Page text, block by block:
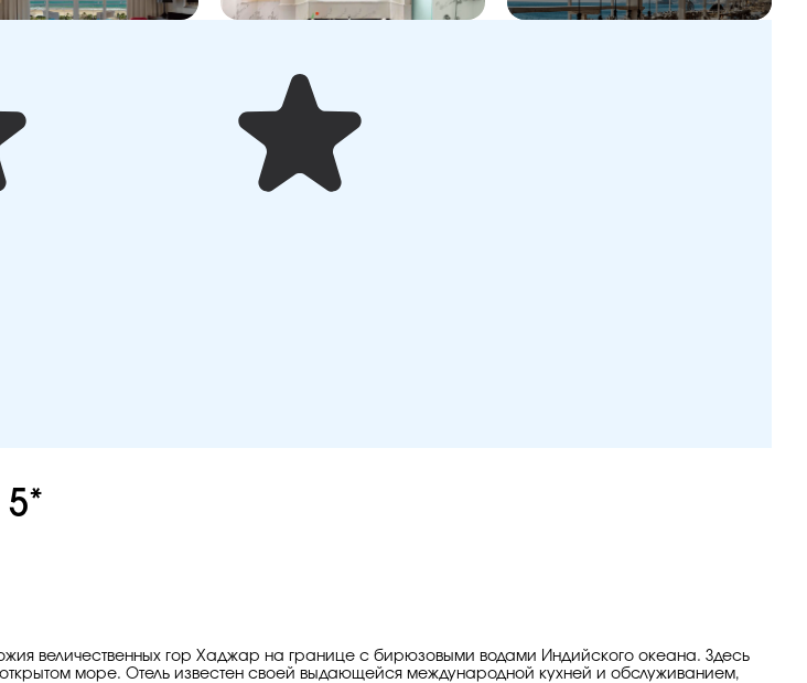
5*
величественных гор Хаджар на границе с бирюзовыми водами Индийского океана. Здесь
море. Отель известен своей выдающейся международной кухней и обслуживанием,